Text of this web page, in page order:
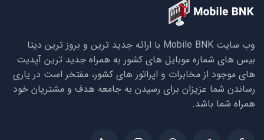
وب سایت Mobile BNK با ارائه جدید ترین و بروز ترین دیتا
بیس های شماره موبایل های کشور به همراه جدید ترین آپدیت
های موجود از مخابرات و اپراتور های کشور، مفتخر است در یاری
رساندن شما عزیزان برای رسیدن به جامعه هدف و مشتریان خود
همراه شما باشد.